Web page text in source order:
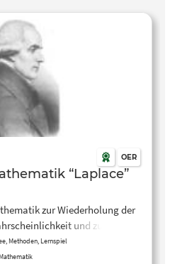
OER
“Laplace”
zur Wiederholung der
und zum
und der Laplace-
der Teamfähigkeit und
Methoden, Lernspiel
Mathematik